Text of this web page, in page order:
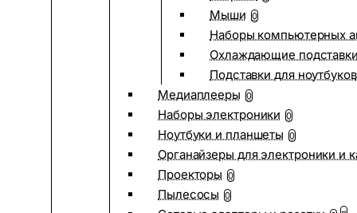
Мыши 0
Наборы компьютерных
Охлаждающие
Подставки для ноутбуков
Медиаплееры 0
Наборы электроники 0
Ноутбуки и планшеты 0
Органайзеры для электроники и
Проекторы 0
Пылесосы 0